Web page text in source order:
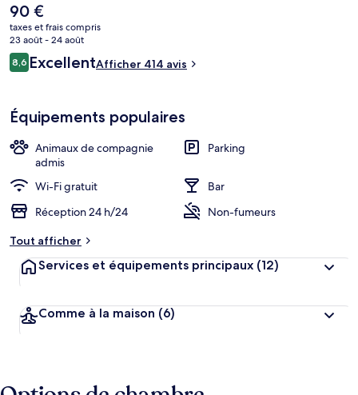
Le
prix
actuel
est
de
90 €
taxes et frais compris
23 août - 24 août
Avis
voyageurs
8,68,6 sur 10
ExcellentAfficher 414 avis
Équipements populaires
Animaux de compagnie
admis
Parking
Wi-Fi gratuit
Bar
Réception 24 h/24
Non-fumeurs
Tout afficher
Services et équipements principaux (12)
Comme à la maison (6)